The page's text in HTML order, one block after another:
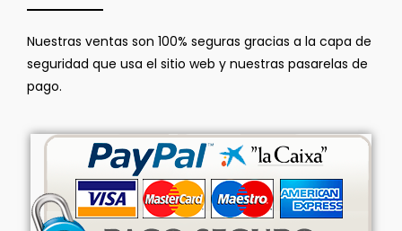
Nuestras ventas son 100% seguras gracias a la capa de
seguridad que usa el sitio web y nuestras pasarelas de
pago.